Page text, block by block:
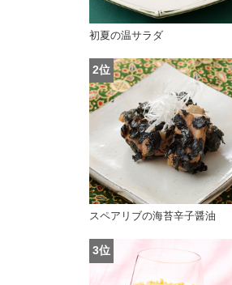
初夏の温サラダ
スペアリブの海苔辛子醤油